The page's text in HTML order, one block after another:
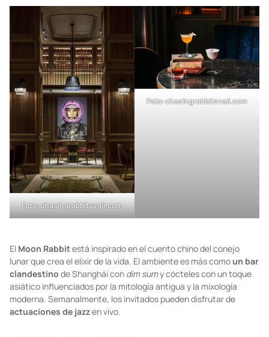
salónThe Libraryofrece deliciosos cócteles antes de la cena.
Sin embargo, los visitantes también pueden disfrutar de una
cena de servicio completo en este elegante espacio.
Foto: chasingrabbitsvail.com
ElMoon Rabbitestá inspirado en el cuento chino del conejo
lunar que crea el elixir de la vida. El ambiente es más como